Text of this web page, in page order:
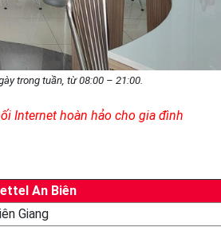
trong tuần, từ 08:00 – 21:00.
Internet hoàn hảo cho gia đình
An Biên
Giang